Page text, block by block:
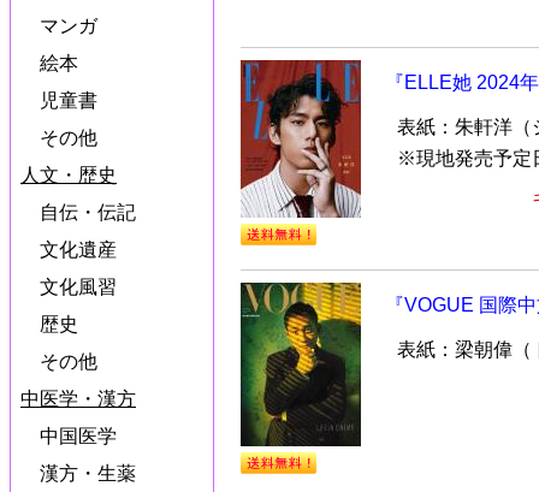
マンガ
絵本
児童書
その他
人文・歴史
自伝・伝記
文化遺産
文化風習
歴史
その他
中医学・漢方
中国医学
漢方・生薬
『ELLE她 2024
表紙：朱軒洋（
※現地発売予定
『VOGUE 国際
表紙：梁朝偉（